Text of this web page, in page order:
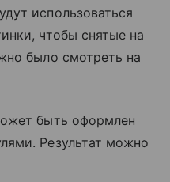
использоваться
чтобы снятые на
было смотреть на
быть оформлен
Результат можно